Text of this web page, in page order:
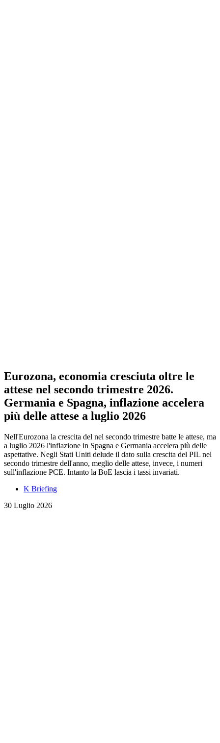
Eurozona, economia cresciuta oltre le
attese nel secondo trimestre 2026.
Germania e Spagna, inflazione accelera
più delle attese a luglio 2026
Nell'Eurozona la crescita del nel secondo trimestre batte le attese, ma
a luglio 2026 l'inflazione in Spagna e Germania accelera più delle
aspettative. Negli Stati Uniti delude il dato sulla crescita del PIL nel
secondo trimestre dell'anno, meglio delle attese, invece, i numeri
sull'inflazione PCE. Intanto la BoE lascia i tassi invariati.
K Briefing
30 Luglio 2026